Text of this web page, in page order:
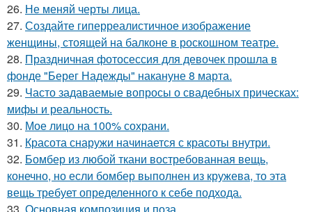
26. Не меняй черты лица.
27. Создайте гиперреалистичное изображение
женщины, стоящей на балконе в роскошном театре.
28. Праздничная фотосессия для девочек прошла в
фонде "Берег Надежды" накануне 8 марта.
29. Часто задаваемые вопросы о свадебных прическах:
мифы и реальность.
30. Мое лицо на 100% сохрани.
31. Красота снаружи начинается с красоты внутри.
32. Бомбер из любой ткани востребованная вещь,
конечно, но если бомбер выполнен из кружева, то эта
вещь требует определенного к себе подхода.